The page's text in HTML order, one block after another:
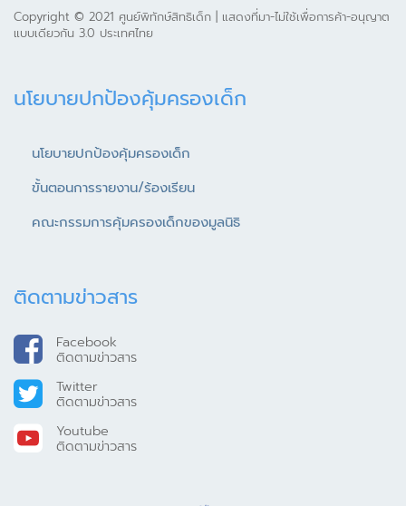
Copyright © 2021 ศูนย์พิทักษ์สิทธิเด็ก | แสดงที่มา-ไม่ใช้เพื่อการค้า-อนุญาต
แบบเดียวกัน 3.0 ประเทศไทย
นโยบายปกป้องคุ้มครองเด็ก
นโยบายปกป้องคุ้มครองเด็ก
ขั้นตอนการรายงาน/ร้องเรียน
คณะกรรมการคุ้มครองเด็กของมูลนิธิ
ติดตามข่าวสาร
Facebook
ติดตามข่าวสาร
Twitter
ติดตามข่าวสาร
Youtube
ติดตามข่าวสาร